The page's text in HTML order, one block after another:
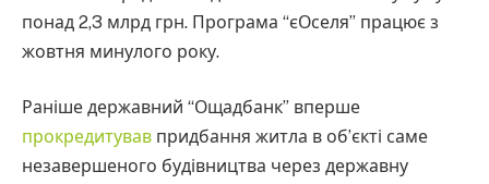
понад 2,3 млрд грн. Програма “єОселя” працює з
жовтня минулого року.
Раніше державний “Ощадбанк” вперше
прокредитував придбання житла в об’єкті саме
незавершеного будівництва через державну